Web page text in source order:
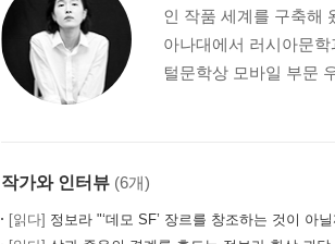
인 작품 세계를 구축해
아나대에서 러시아문
털문학상 모바일 부문
작가와 인터뷰 (6개)
[읽다] 정보라 "‘데모 SF’ 장르를 창조하는 것이 아